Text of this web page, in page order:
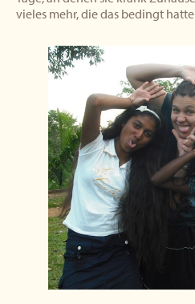
vieles mehr, die das bedingt